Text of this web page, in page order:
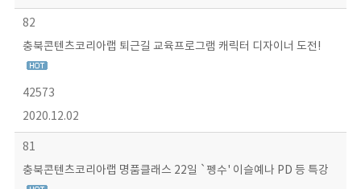
82
충북콘텐츠코리아랩 퇴근길 교육프로그램 캐릭터 디자이너 도전!
42573
2020.12.02
81
충북콘텐츠코리아랩 명품클래스 22일 `펭수' 이슬예나 PD 등 특강